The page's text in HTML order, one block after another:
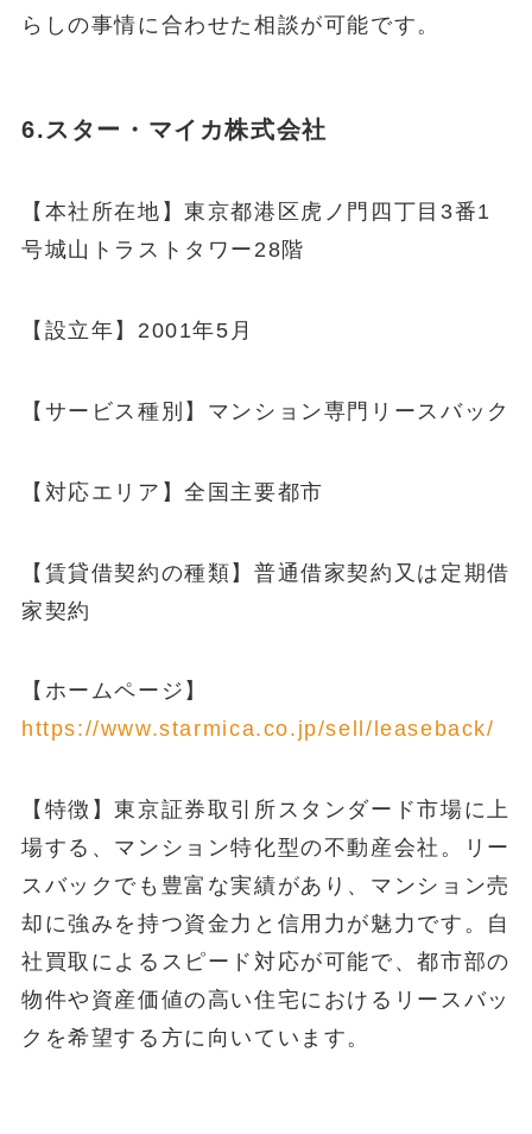
らしの事情に合わせた相談が可能です。
6.スター・マイカ株式会社
【本社所在地】東京都港区虎ノ門四丁目3番1
号城山トラストタワー28階
【設立年】2001年5月
【サービス種別】マンション専門リースバック
【対応エリア】全国主要都市
【賃貸借契約の種類】普通借家契約又は定期借
家契約
【ホームページ】
https://www.starmica.co.jp/sell/leaseback/
【特徴】東京証券取引所スタンダード市場に上
場する、マンション特化型の不動産会社。リー
スバックでも豊富な実績があり、マンション売
却に強みを持つ資金力と信用力が魅力です。自
社買取によるスピード対応が可能で、都市部の
物件や資産価値の高い住宅におけるリースバッ
クを希望する方に向いています。